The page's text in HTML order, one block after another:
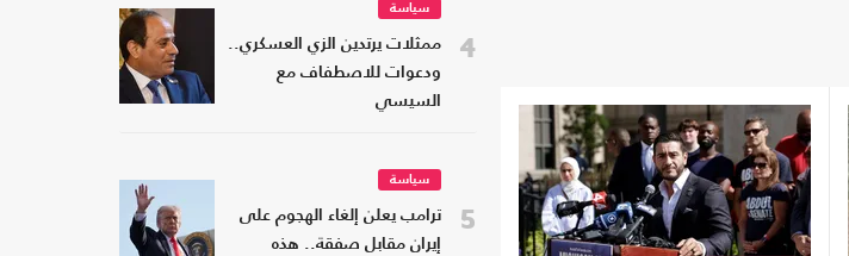
4
سياسة
ممثلات يرتدين الزي العسكري..
ودعوات للاصطفاف مع
السيسي
5
سياسة
ترامب يعلن إلغاء الهجوم على
إيران مقابل صفقة.. هذه